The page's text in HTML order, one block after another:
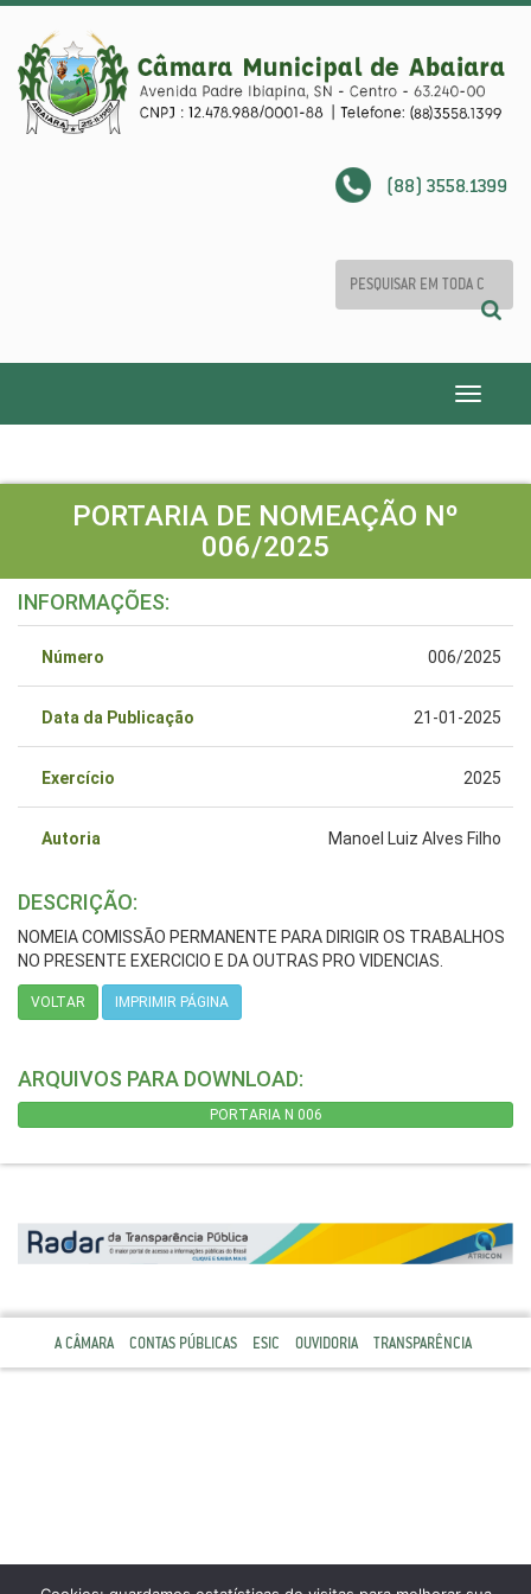
(88) 3558.1399
Toggle
PORTARIA DE NOMEAÇÃO Nº
006/2025
INFORMAÇÕES:
Número 006/2025
Data da Publicação 21-01-2025
Exercício 2025
Autoria Manoel Luiz Alves Filho
DESCRIÇÃO:
NOMEIA COMISSÃO PERMANENTE PARA DIRIGIR OS TRABALHOS
NO PRESENTE EXERCICIO E DA OUTRAS PRO VIDENCIAS.
VOLTAR IMPRIMIR PÁGINA
ARQUIVOS PARA DOWNLOAD:
PORTARIA N 006
A CÂMARA CONTAS PÚBLICAS ESIC OUVIDORIA TRANSPARÊNCIA